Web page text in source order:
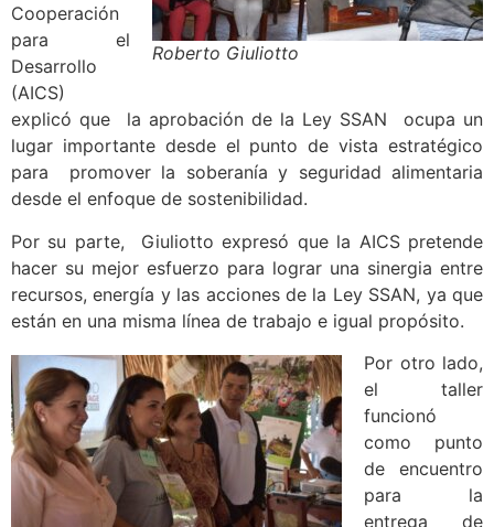
Roberto Giuliotto
Cooperación
para el
Desarrollo
(AICS)
explicó que la aprobación de la Ley SSAN ocupa un
lugar importante desde el punto de vista estratégico
para promover la soberanía y seguridad alimentaria
desde el enfoque de sostenibilidad.
Por su parte, Giuliotto expresó que la AICS pretende
hacer su mejor esfuerzo para lograr una sinergia entre
recursos, energía y las acciones de la Ley SSAN, ya que
están en una misma línea de trabajo e igual propósito.
Por otro lado,
el taller
funcionó
como punto
de encuentro
para la
entrega de